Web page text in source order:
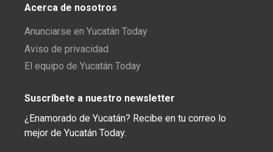
Acerca de nosotros
Anunciarse en Yucatán Today
Aviso de privacidad
El equipo de Yucatán Today
Suscríbete a nuestro newsletter
¿Enamorado de Yucatán? Recibe en tu correo lo
mejor de Yucatán Today.